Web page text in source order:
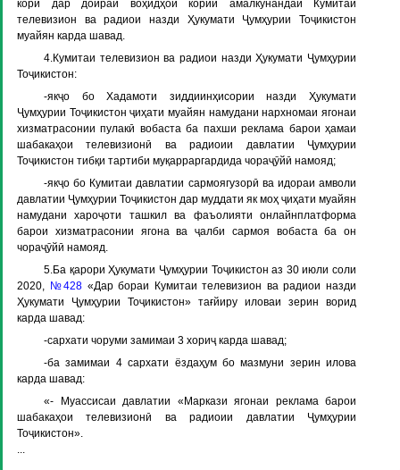
корӣ дар доираи воҳидҳои кории амалкунандаи Кумитаи
телевизион ва радиои назди Ҳукумати Ҷумҳурии Тоҷикистон
муайян карда шавад.
4.Кумитаи телевизион ва радиои назди Ҳукумати Ҷумҳурии
Тоҷикистон:
-якҷо бо Хадамоти зиддиинҳисории назди Ҳукумати
Ҷумҳурии Тоҷикистон ҷиҳати муайян намудани нархномаи ягонаи
хизматрасонии пулакӣ вобаста ба пахши реклама барои ҳамаи
шабакаҳои телевизионӣ ва радиоии давлатии Ҷумҳурии
Тоҷикистон тибқи тартиби муқарраргардида чораҷӯйӣ намояд;
-якҷо бо Кумитаи давлатии сармоягузорӣ ва идораи амволи
давлатии Ҷумҳурии Тоҷикистон дар муддати як моҳ ҷиҳати муайян
намудани хароҷоти ташкил ва фаъолияти онлайнплатформа
барои хизматрасонии ягона ва ҷалби сармоя вобаста ба он
чораҷӯйӣ намояд.
5.Ба қарори Ҳукумати Ҷумҳурии Тоҷикистон аз 30 июли соли
2020, №428 «Дар бораи Кумитаи телевизион ва радиои назди
Ҳукумати Ҷумҳурии Тоҷикистон» тағйиру иловаи зерин ворид
карда шавад:
-сархати чоруми замимаи 3 хориҷ карда шавад;
-ба замимаи 4 сархати ёздаҳум бо мазмуни зерин илова
карда шавад:
«- Муассисаи давлатии «Маркази ягонаи реклама барои
шабакаҳои телевизионӣ ва радиоии давлатии Ҷумҳурии
Тоҷикистон».
...